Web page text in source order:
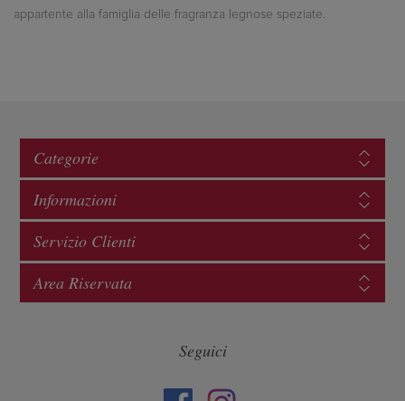
appartente alla famiglia delle fragranza legnose speziate.
Categorie
Informazioni
Servizio Clienti
Area Riservata
Seguici